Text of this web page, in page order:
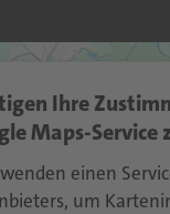
Ihre
Maps-Service
einen
um